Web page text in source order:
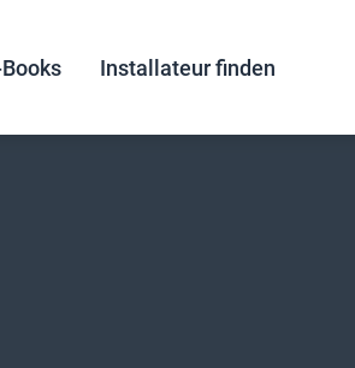
Books Installateur finden